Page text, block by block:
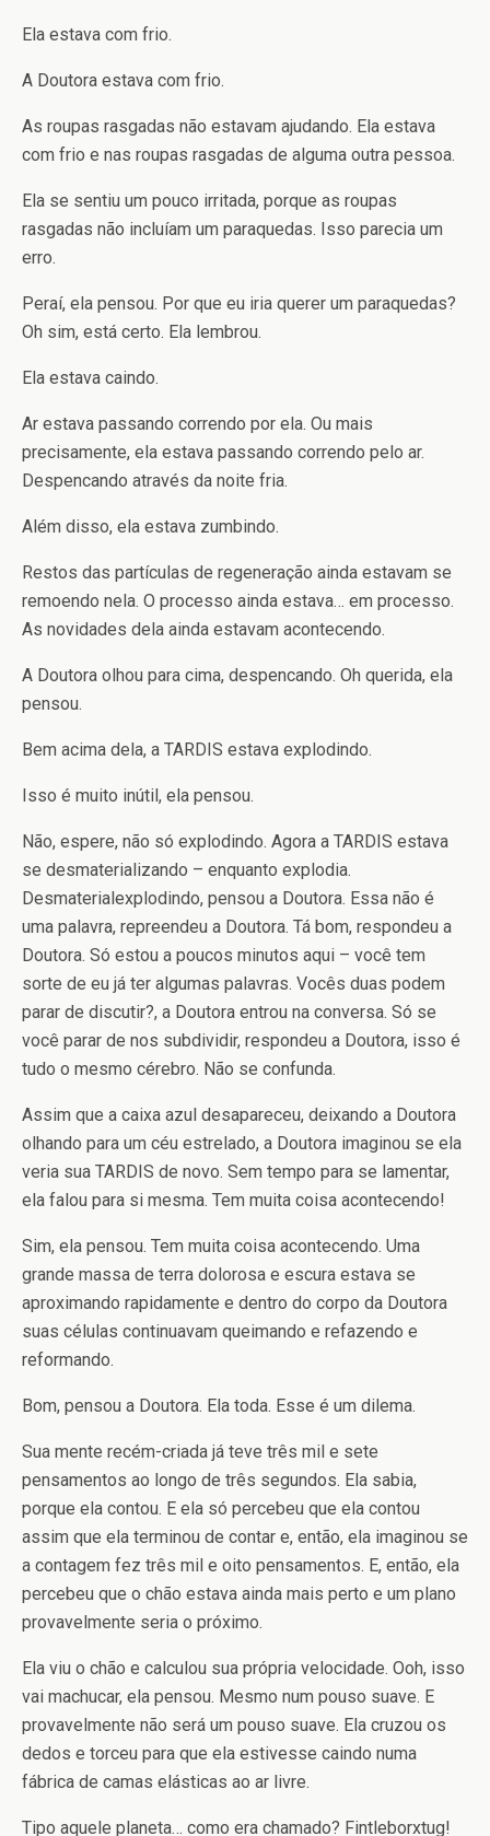
Ela estava com frio.
A Doutora estava com frio.
As roupas rasgadas não estavam ajudando. Ela estava
com frio e nas roupas rasgadas de alguma outra pessoa.
Ela se sentiu um pouco irritada, porque as roupas
rasgadas não incluíam um paraquedas. Isso parecia um
erro.
Peraí, ela pensou. Por que eu iria querer um paraquedas?
Oh sim, está certo. Ela lembrou.
Ela estava caindo.
Ar estava passando correndo por ela. Ou mais
precisamente, ela estava passando correndo pelo ar.
Despencando através da noite fria.
Além disso, ela estava zumbindo.
Restos das partículas de regeneração ainda estavam se
remoendo nela. O processo ainda estava… em processo.
As novidades dela ainda estavam acontecendo.
A Doutora olhou para cima, despencando. Oh querida, ela
pensou.
Bem acima dela, a TARDIS estava explodindo.
Isso é muito inútil, ela pensou.
Não, espere, não só explodindo. Agora a TARDIS estava
se desmaterializando – enquanto explodia.
Desmaterialexplodindo, pensou a Doutora. Essa não é
uma palavra, repreendeu a Doutora. Tá bom, respondeu a
Doutora. Só estou a poucos minutos aqui – você tem
sorte de eu já ter algumas palavras. Vocês duas podem
parar de discutir?, a Doutora entrou na conversa. Só se
você parar de nos subdividir, respondeu a Doutora, isso é
tudo o mesmo cérebro. Não se confunda.
Assim que a caixa azul desapareceu, deixando a Doutora
olhando para um céu estrelado, a Doutora imaginou se ela
veria sua TARDIS de novo. Sem tempo para se lamentar,
ela falou para si mesma. Tem muita coisa acontecendo!
Sim, ela pensou. Tem muita coisa acontecendo. Uma
grande massa de terra dolorosa e escura estava se
aproximando rapidamente e dentro do corpo da Doutora
suas células continuavam queimando e refazendo e
reformando.
Bom, pensou a Doutora. Ela toda. Esse é um dilema.
Sua mente recém-criada já teve três mil e sete
pensamentos ao longo de três segundos. Ela sabia,
porque ela contou. E ela só percebeu que ela contou
assim que ela terminou de contar e, então, ela imaginou se
a contagem fez três mil e oito pensamentos. E, então, ela
percebeu que o chão estava ainda mais perto e um plano
provavelmente seria o próximo.
Ela viu o chão e calculou sua própria velocidade. Ooh, isso
vai machucar, ela pensou. Mesmo num pouso suave. E
provavelmente não será um pouso suave. Ela cruzou os
dedos e torceu para que ela estivesse caindo numa
fábrica de camas elásticas ao ar livre.
Tipo aquele planeta… como era chamado? Fintleborxtug!